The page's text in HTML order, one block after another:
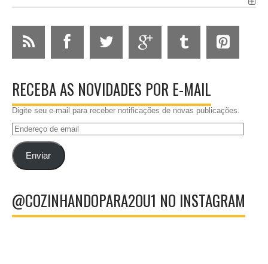
RECEBA AS NOVIDADES POR E-MAIL
Digite seu e-mail para receber notificações de novas publicações.
Endereço
emailEnviar
@COZINHANDOPARA2OU1 NO INSTAGRAM